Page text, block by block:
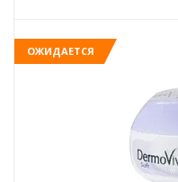
ОЖИДАЕТСЯ